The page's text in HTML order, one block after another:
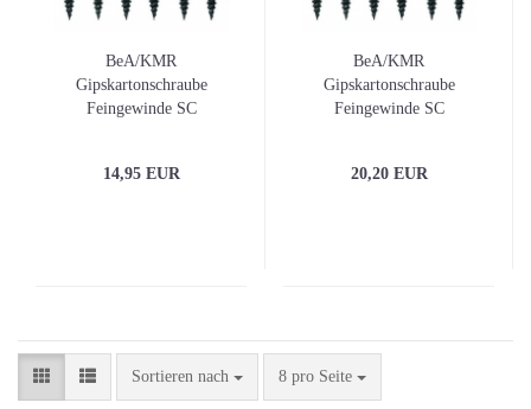
BeA/KMR
Gipskartonschraube
Feingewinde SC
14,95 EUR
BeA/KMR
Gipskartonschraube
Feingewinde SC
20,20 EUR
Sortieren nach
Sortieren nach 8 pro Seite
pro Seite